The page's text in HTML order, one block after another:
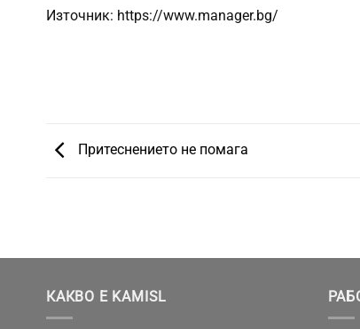
Източник: https://www.manager.bg/
Притеснението не помага
КАКВО Е KAMISL